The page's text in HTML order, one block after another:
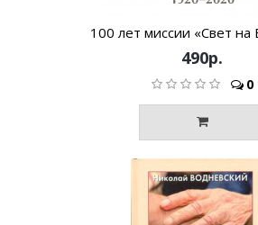
100 лет миссии «Свет на
490р.
0